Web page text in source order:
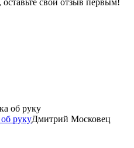
рукуДмитрий Московец